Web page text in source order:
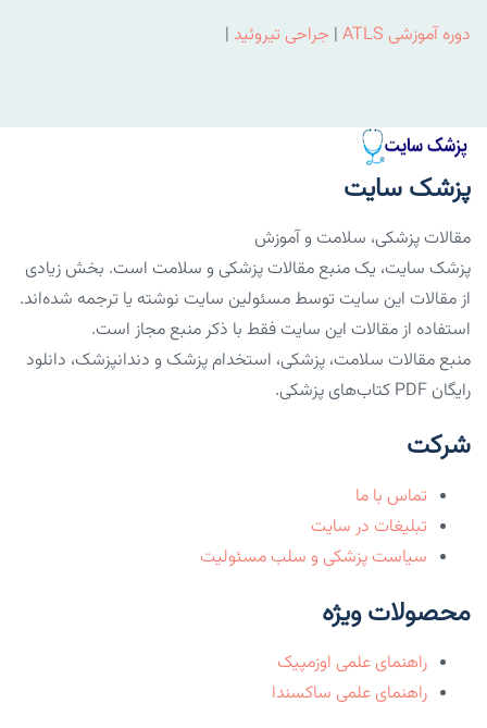
دوره آموزشی ATLS | جراحی تیروئید |
پزشک سایت
مقالات پزشکی، سلامت و آموزش
پزشک سایت، یک منبع مقالات پزشکی و سلامت است. بخش زیادی
از مقالات این سایت توسط مسئولین سایت نوشته یا ترجمه شده‌اند.
استفاده از مقالات این سایت فقط با ذکر منبع مجاز است.
منبع مقالات سلامت، پزشکی، استخدام پزشک و دندانپزشک، دانلود
رایگان PDF کتاب‌های پزشکی.
شرکت
تماس با ما
تبلیغات در سایت
سیاست پزشکی و سلب مسئولیت
محصولات ویژه
راهنمای علمی اوزمپیک
راهنمای علمی ساکسندا